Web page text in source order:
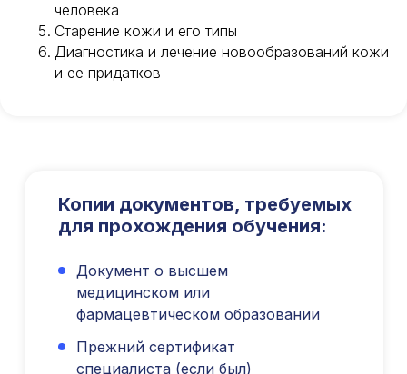
человека
Старение кожи и его типы
Диагностика и лечение новообразований кожи
и ее придатков
Документ о высшем
медицинском или
фармацевтическом образовании
Прежний сертификат
специалиста (если был)
Копии документов, требуемых
для прохождения обучения: